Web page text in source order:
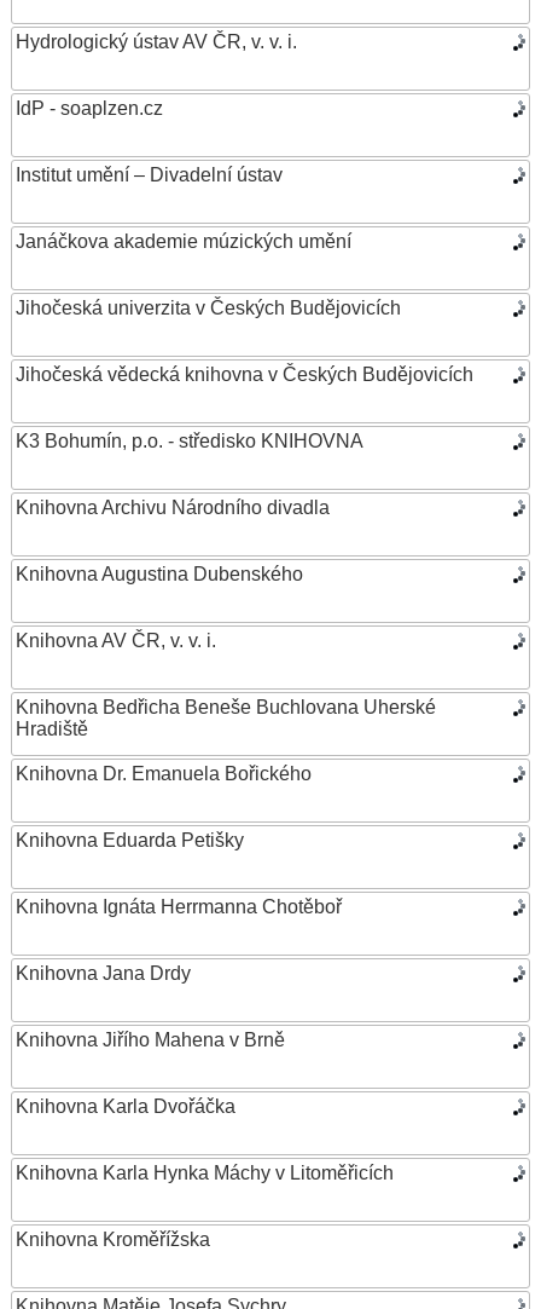
Hydrologický ústav AV ČR, v. v. i.
IdP - soaplzen.cz
Institut umění – Divadelní ústav
Janáčkova akademie múzických umění
Jihočeská univerzita v Českých Budějovicích
Jihočeská vědecká knihovna v Českých Budějovicích
K3 Bohumín, p.o. - středisko KNIHOVNA
Knihovna Archivu Národního divadla
Knihovna Augustina Dubenského
Knihovna AV ČR, v. v. i.
Knihovna Bedřicha Beneše Buchlovana Uherské
Hradiště
Knihovna Dr. Emanuela Bořického
Knihovna Eduarda Petišky
Knihovna Ignáta Herrmanna Chotěboř
Knihovna Jana Drdy
Knihovna Jiřího Mahena v Brně
Knihovna Karla Dvořáčka
Knihovna Karla Hynka Máchy v Litoměřicích
Knihovna Kroměřížska